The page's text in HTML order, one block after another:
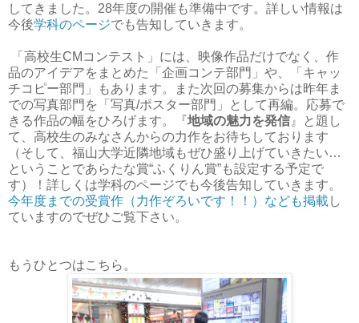
してきました。28年度の開催も準備中です。詳しい情報は
今後学科のページでも告知していきます。
「高校生CMコンテスト」には、映像作品だけでなく、作
品のアイデアをまとめた「企画コンテ部門」や、「キャッ
チコピー部門」もあります。また次回の募集からは昨年ま
での写真部門を「写真/ポスター部門」として再編。応募で
きる作品の幅をひろげます。『地域の魅力を発信 』と題し
て、高校生のみなさんからの力作をお待ちしております
（そして、福山大学近隣地域もぜひ盛り上げていきたい…
ということであらたな賞“ふくりん賞”も設定する予定で
す）！詳しくは学科のページでも今後告知していきます。
今年度までの受賞作（力作ぞろいです！！）なども掲載し
ていますのでぜひご覧下さい。
もうひとつはこちら。